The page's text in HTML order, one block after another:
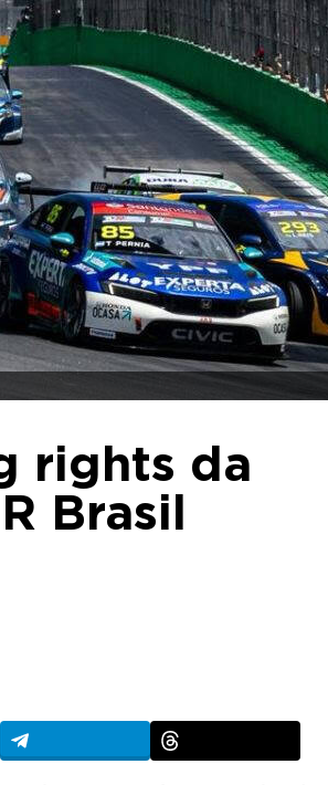
rights da
Brasil